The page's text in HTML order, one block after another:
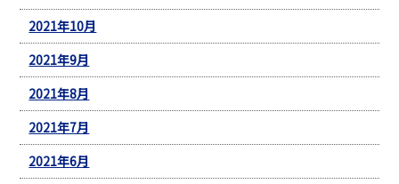
2021年10月
2021年9月
2021年8月
2021年7月
2021年6月